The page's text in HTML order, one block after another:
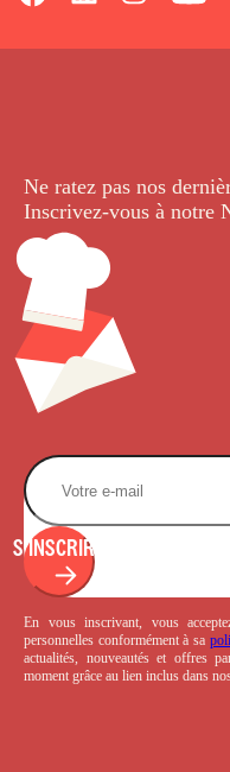
Ne ratez pas nos
Inscrivez-vous à notre
S'INSCRIRE
En vous inscrivant, vous
personnelles conformément à sa
actualités, nouveautés et offres
moment grâce au lien inclus dans